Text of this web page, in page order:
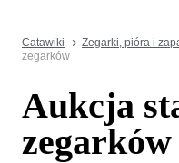
Catawiki Zegarki, pióra i
zegarków
Aukcja
zegarków